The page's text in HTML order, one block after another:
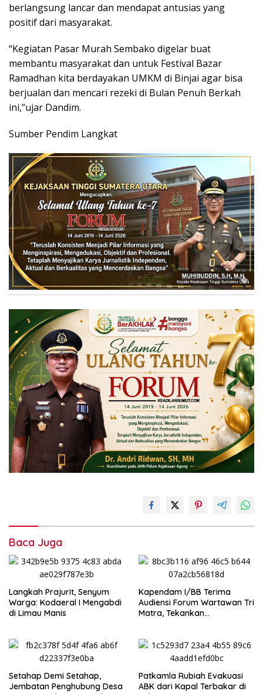
berlangsung lancar dan mendapat antusias yang
positif dari masyarakat.
“Kegiatan Pasar Murah Sembako digelar buat
membantu masyarakat dan untuk Festival Bazar
Ramadhan kita berdayakan UMKM di Binjai agar bisa
berjualan dan mencari rezeki di Bulan Penuh Berkah
ini,”ujar Dandim.
Sumber Pendim Langkat
Baca Juga
‎Langkah Prajurit, Senyum
Warga: Kodaeral I Mengabdi
di Limau Manis
Kapendam I/BB Terima
Audiensi Forum Wartawan Tri
Matra, Tekankan
Setahap Demi Setahap,
Jembatan Penghubung Desa
Patkamla Rubiah Evakuasi
ABK dari Kapal Terbakar di